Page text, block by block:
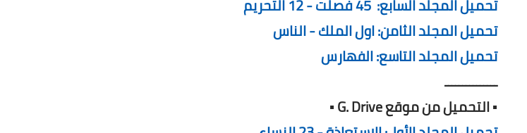
تحميل المجلد السابع: 45 فصلت - 12 التحريم
تحميل المجلد الثامن: اول الملك - الناس
تحميل المجلد التاسع: الفهارس
ـــــــــــــــ
▪️ التحميل من موقع G. Drive ▪️